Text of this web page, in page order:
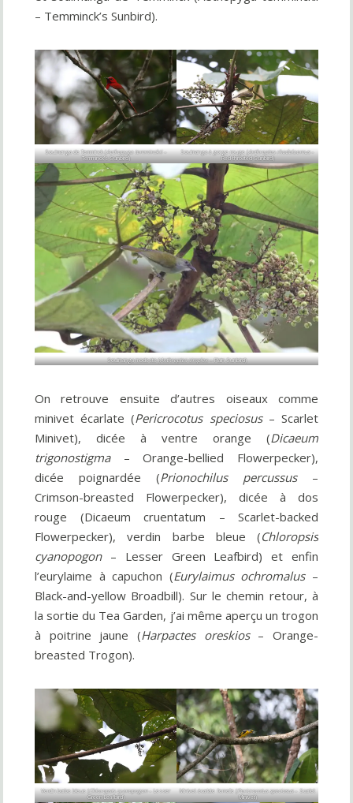
– Temminck’s Sunbird).
Souimanga de Temminck (Aethopyga temminckii–
Temminck’s Sunbird)
Souimanga à gorge rouge (Anthreptes rhodolaemus–
Red-throated Sunbird)
Souimanga modeste (Anthreptes simplex– Plain Sunbird)
On retrouve ensuite d’autres oiseaux comme
minivet écarlate (Pericrocotus speciosus– Scarlet
Minivet), dicée à ventre orange (Dicaeum
trigonostigma– Orange-bellied Flowerpecker),
dicée poignardée (Prionochilus percussus–
Crimson-breasted Flowerpecker), dicée à dos
rouge (Dicaeum cruentatum – Scarlet-backed
Flowerpecker), verdin barbe bleue (Chloropsis
cyanopogon– Lesser Green Leafbird) et enfin
l’eurylaime à capuchon (Eurylaimus ochromalus–
Black-and-yellow Broadbill). Sur le chemin retour, à
la sortie du Tea Garden, j’ai même aperçu un trogon
à poitrine jaune (Harpactes oreskios– Orange-
breasted Trogon).
Verdin barbe bleue (Chloropsis cyanopogon– Lesser
Green Leafbird)
Minivet écarlate femelle (Pericrocotus speciosus– Scarlet
Minivet)